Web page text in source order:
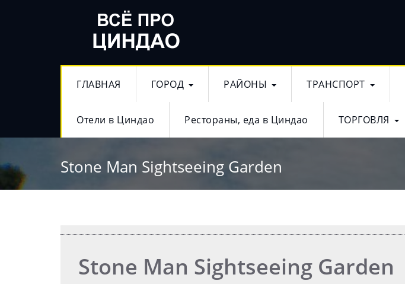
ГЛАВНАЯ ГОРОД РАЙОНЫ ТРАНСПОРТ
Отели в Циндао Рестораны, еда в Циндао ТОРГОВЛЯ
Stone Man Sightseeing Garden
Stone Man Sightseeing Garden